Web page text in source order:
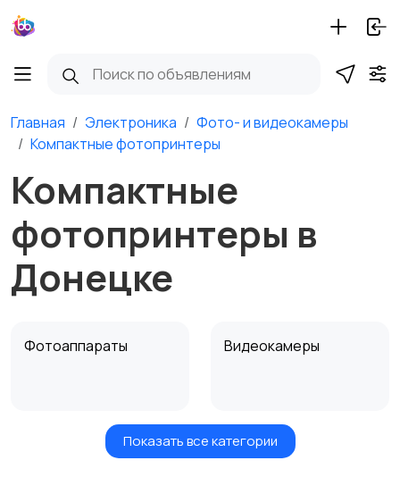
Главная Электроника
Фото- и видеокамеры
Компактные фотопринтеры
Компактные
фотопринтеры в
Донецке
Фотоаппараты Видеокамеры
Видеонаблюдение Объективы
Показать все категории